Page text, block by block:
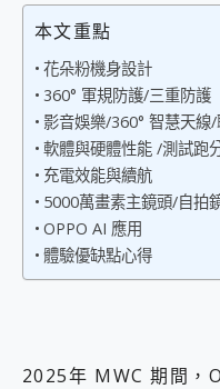
本文重點
花朵粉機身設計
360° 軍規防護/三重防護
影音娛樂/360° 智慧天線
軟體與硬體性能 /測試跑
充電效能與續航
5000萬畫素主鏡頭/自拍
OPPO AI 應用
體驗優缺點心得
2025年 MWC 期間，